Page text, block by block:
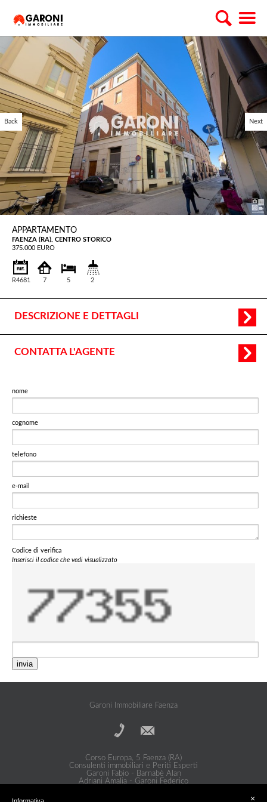
Back Next
APPARTAMENTO
FAENZA (RA), CENTRO STORICO
375.000 EURO
R4681 7 5 2
DESCRIZIONE E DETTAGLI
CONTATTA L'AGENTE
nome
cognome
telefono
e-mail
richieste
Codice di verifica
Inserisci il codice che vedi visualizzato
invia
Garoni Immobiliare Faenza
Corso Europa, 5 Faenza (RA)
Consulenti immobiliari e Periti Esperti
Garoni Fabio - Barnabè Alan
Adriani Amalia - Garoni Federico
×